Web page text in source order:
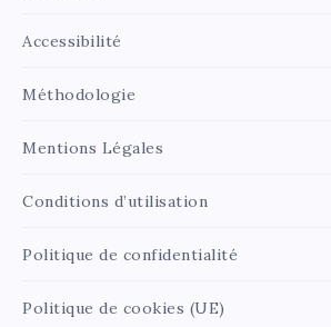
Accessibilité
Méthodologie
Mentions Légales
Conditions d’utilisation
Politique de confidentialité
Politique de cookies (UE)